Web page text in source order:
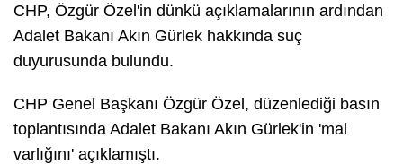
CHP, Özgür Özel'in dünkü açıklamalarının ardından
Adalet Bakanı Akın Gürlek hakkında suç
duyurusunda bulundu.
CHP Genel Başkanı Özgür Özel, düzenlediği basın
toplantısında Adalet Bakanı Akın Gürlek'in 'mal
varlığını' açıklamıştı.